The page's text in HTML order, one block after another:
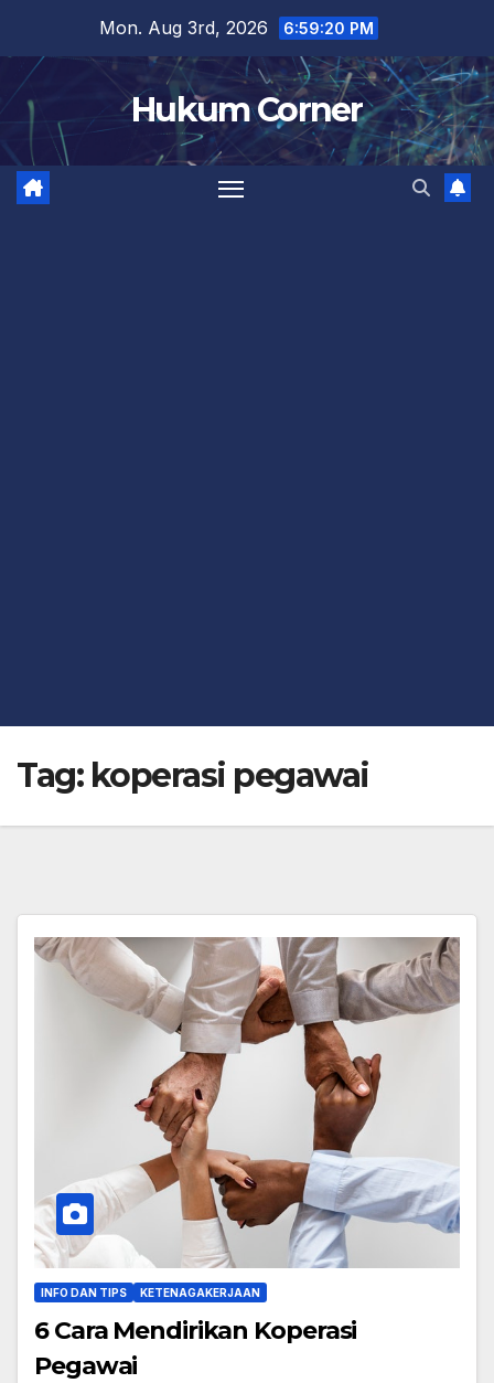
content
Mon. Aug 3rd, 2026 6:59:21 PM
Hukum Corner
Tag: koperasi pegawai
INFO DAN TIPS KETENAGAKERJAAN
6 Cara Mendirikan Koperasi
Pegawai